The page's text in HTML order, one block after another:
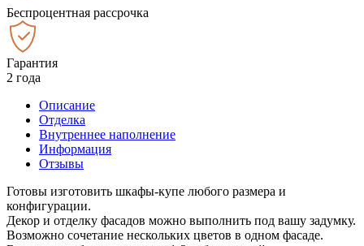
Беспроцентная рассрочка
Гарантия
2 года
Описание
Отделка
Внутреннее наполнение
Информация
Отзывы
Готовы изготовить шкафы-купе любого размера и
конфигурации.
Декор и отделку фасадов можно выполнить под вашу задумку.
Возможно сочетание нескольких цветов в одном фасаде.